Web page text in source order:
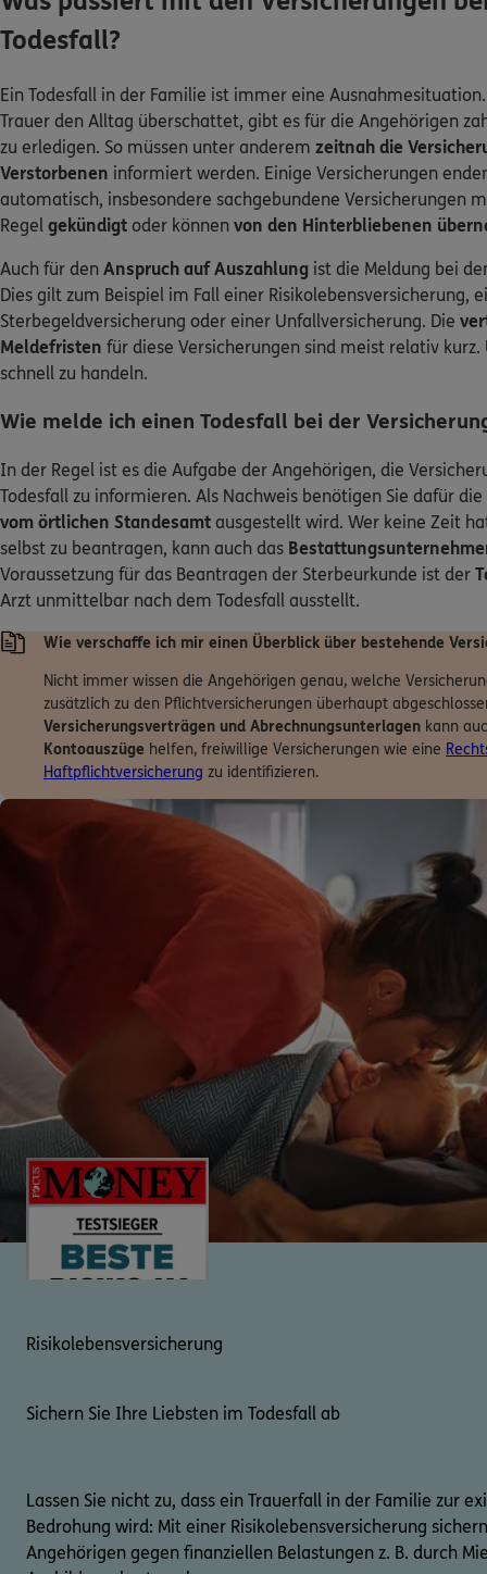
Todesfall?
Ein Todesfall in der Familie ist immer eine
Trauer den Alltag überschattet, gibt es für die Angehörigen
zu erledigen. So müssen unter anderem zeitnah die
Verstorbenen informiert werden. Einige Versicherungen
automatisch, insbesondere sachgebundene Versicherungen
Regel gekündigt oder können von den Hinterbliebenen
Auch für den Anspruch auf Auszahlung ist die Meldung bei
Dies gilt zum Beispiel im Fall einer Risikolebensversicherung,
Sterbegeldversicherung oder einer Unfallversicherung. Die
Meldefristen für diese Versicherungen sind meist relativ
schnell zu handeln.
Wie melde ich einen Todesfall bei der
In der Regel ist es die Aufgabe der Angehörigen, die
Todesfall zu informieren. Als Nachweis benötigen Sie dafür die
vom örtlichen Standesamt ausgestellt wird. Wer keine Zeit
selbst zu beantragen, kann auch das
Voraussetzung für das Beantragen der Sterbeurkunde ist der
Arzt unmittelbar nach dem Todesfall ausstellt.
Wie verschaffe ich mir einen Überblick über bestehende
Nicht immer wissen die Angehörigen genau, welche
zusätzlich zu den Pflichtversicherungen überhaupt
Versicherungsverträgen und Abrechnungsunterlagen kann
Kontoauszüge helfen, freiwillige Versicherungen wie eine
Haftpflichtversicherung zu identifizieren.
Risikolebensversicherung
Sichern Sie Ihre Liebsten im Todesfall ab
Lassen Sie nicht zu, dass ein Trauerfall in der Familie zur
Bedrohung wird: Mit einer Risikolebensversicherung
Angehörigen gegen finanziellen Belastungen z. B. durch